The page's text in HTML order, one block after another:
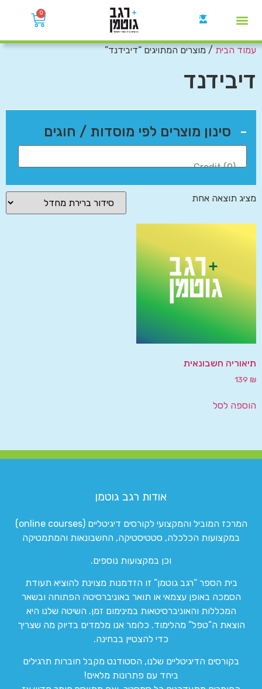
0
עמוד הבית/ מוצרים המתויגים “דיבידנד”
דיבידנד
סינון מוצרים לפי מוסדות / חוגים -
מציג תוצאה אחת
תיאוריה חשבונאית
139 ₪
הוספה לסל
אודות רגב גוטמן
המרכז המוביל והמקצועי לקורסים דיגיטליים (online courses)
במקצועות הכלכלה, סטטיסטיקה, החשבונאות והמתמטיקה
וכן במקצועות נוספים.
בית הספר “רגב גוטמן” זו הזדמנות מצוינת להוציא תעודת
הסמכה באופן עצמאי או תואר באוניברסיטה הפתוחה ובשאר
המכללות והאוניברסיטאות במינימום זמן. השיטה שלנו היא
הוצאת ה”טפל” מהלימוד. כלומר אנו מלמדים בדיוק מה שצריך
כדי להצטיין בבחינה.
בקורסים הדיגיטליים שלנו, הסטודנט מקבל חוברות תרגילים
ביחד עם פתרונות מלאים!